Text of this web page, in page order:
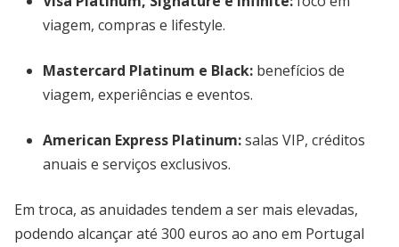
viagem, compras e lifestyle.
Mastercard Platinum e Black: benefícios de
viagem, experiências e eventos.
American Express Platinum:salas VIP, créditos
anuais e serviços exclusivos.
Em troca, as anuidades tendem a ser mais elevadas,
podendo alcançar até 300 euros ao ano em Portugal